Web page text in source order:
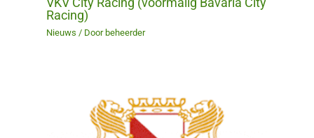
Racing)
Nieuws / Door beheerder